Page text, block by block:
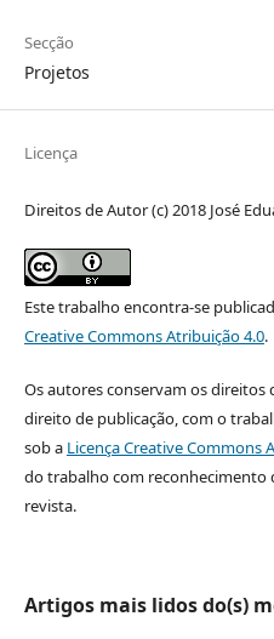
Secção
Projetos
Licença
Direitos de Autor (c) 2018 José
Este trabalho encontra-se
Creative Commons Atribuição 4.0.
Os autores conservam os direitos
direito de publicação, com o
sob a Licença Creative Commons
do trabalho com reconhecimento
revista.
Artigos mais lidos do(s)